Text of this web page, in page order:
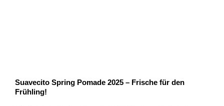
Suavecito Spring Pomade 2025 – Frische für den
Frühling!